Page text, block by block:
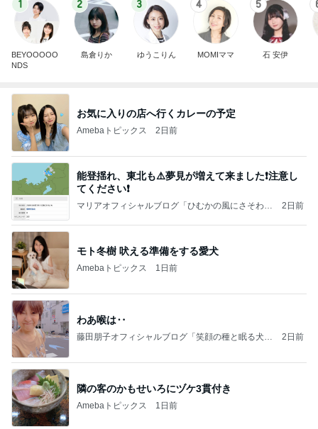
1
BEYOOOOO
NDS
2
島倉りか
3
ゆうこりん
4
MOMIママ
5
石 安伊
お気に入りの店へ行くカレーの予定
Amebaトピックス 2日前
能登揺れ、東北も⚠️夢見が増えて来ました❗️注意し
てください❗️
マリアオフィシャルブログ「ひむかの風にさそわれ
2日前
モト冬樹 吠える準備をする愛犬
Amebaトピックス 1日前
わあ喉は‥
藤田朋子オフィシャルブログ「笑顔の種と眠る犬」
2日前
隣の客のかもせいろにヅケ3貫付き
Amebaトピックス 1日前